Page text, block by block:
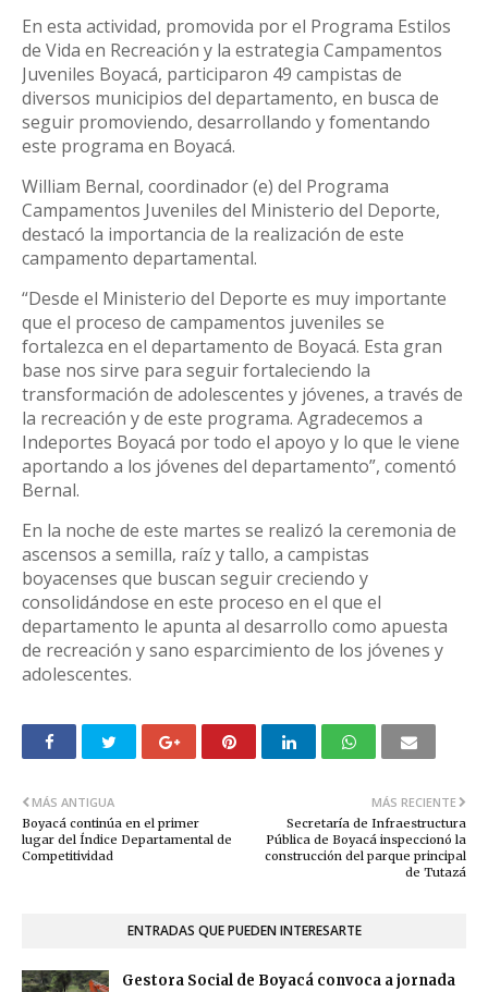
En esta actividad, promovida por el Programa Estilos
de Vida en Recreación y la estrategia Campamentos
Juveniles Boyacá, participaron 49 campistas de
diversos municipios del departamento, en busca de
seguir promoviendo, desarrollando y fomentando
este programa en Boyacá.
William Bernal, coordinador (e) del Programa
Campamentos Juveniles del Ministerio del Deporte,
destacó la importancia de la realización de este
campamento departamental.
“Desde el Ministerio del Deporte es muy importante
que el proceso de campamentos juveniles se
fortalezca en el departamento de Boyacá. Esta gran
base nos sirve para seguir fortaleciendo la
transformación de adolescentes y jóvenes, a través de
la recreación y de este programa. Agradecemos a
Indeportes Boyacá por todo el apoyo y lo que le viene
aportando a los jóvenes del departamento”, comentó
Bernal.
En la noche de este martes se realizó la ceremonia de
ascensos a semilla, raíz y tallo, a campistas
boyacenses que buscan seguir creciendo y
consolidándose en este proceso en el que el
departamento le apunta al desarrollo como apuesta
de recreación y sano esparcimiento de los jóvenes y
adolescentes.
MÁS RECIENTE
Secretaría de Infraestructura
Pública de Boyacá inspeccionó la
construcción del parque principal
de Tutazá
MÁS ANTIGUA
Boyacá continúa en el primer
lugar del Índice Departamental de
Competitividad
ENTRADAS QUE PUEDEN INTERESARTE
Gestora Social de Boyacá convoca a jornada